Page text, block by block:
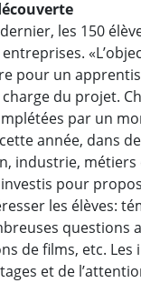
les 150
pour un
charge du projet.
par un
année, dans
industrie,
investis pour
les élèves:
questions
de films, etc.
et de